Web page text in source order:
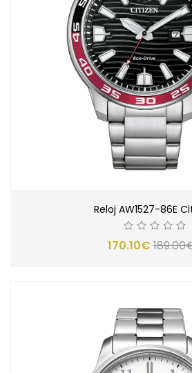
Reloj AW1527-86E
170.10€